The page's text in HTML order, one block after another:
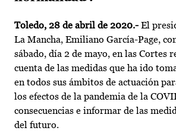
Toledo, 28 de abril de 2020.- El
La Mancha, Emiliano García-Page,
sábado, día 2 de mayo, en las Cortes
cuenta de las medidas que ha ido
en todos sus ámbitos de actuación
los efectos de la pandemia de la
consecuencias e informar de las
del futuro.